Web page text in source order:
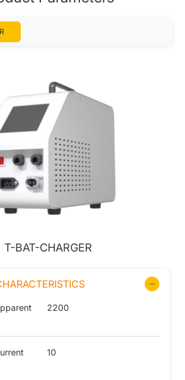
T-BAT-CHARGER
2200
10